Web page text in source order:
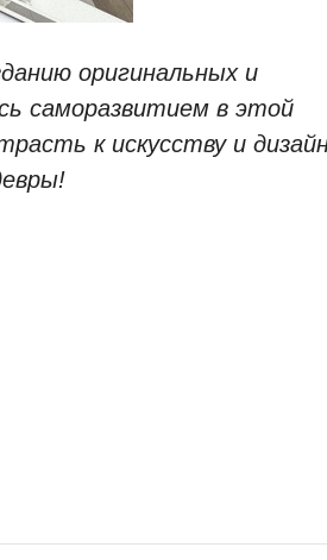
оригинальных и
саморазвитием в этой
к искусству и